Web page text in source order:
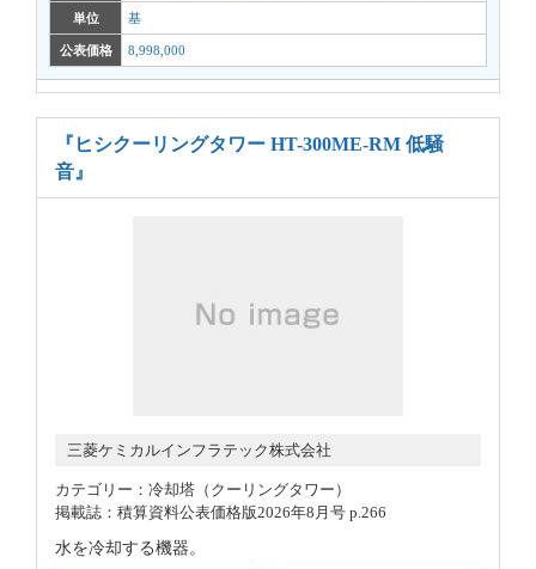
単位 基
公表価格 8,998,000
『ヒシクーリングタワー HT-300ME-RM 低騒
音』
三菱ケミカルインフラテック株式会社
カテゴリー：冷却塔（クーリングタワー）
掲載誌：積算資料公表価格版2026年8月号 p.266
水を冷却する機器。